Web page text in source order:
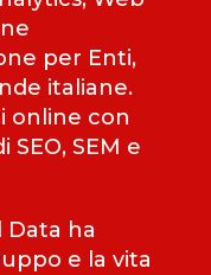
per Enti,
italiane.
online con
SEM e
Data ha
e la vita